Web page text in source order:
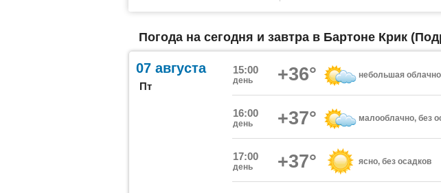
Погода на сегодня и завтра в Бартоне Крик
07 августа
Пт
15:00
день +36° небольшая
16:00
день +37° малооблачно, без
17:00
день +37° ясно, без осадков